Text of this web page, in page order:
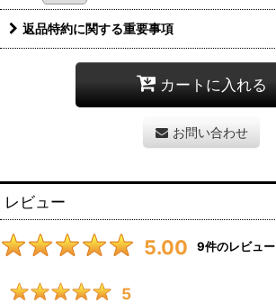
返品特約に関する重要事項
カートに入れる
お問い合わせ
レビュー
5.00 9件のレビュー
5